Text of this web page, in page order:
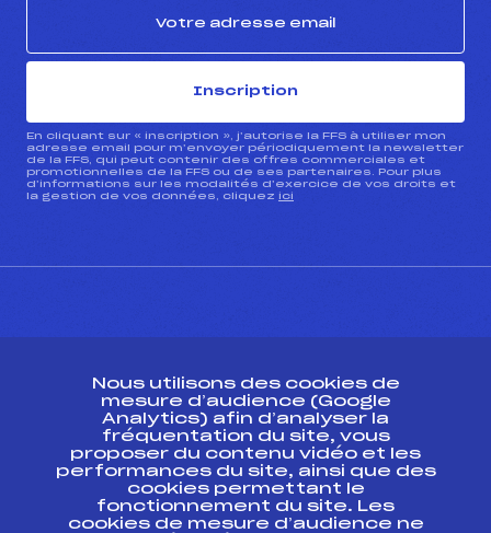
Inscription
En cliquant sur « inscription », j’autorise la FFS à utiliser mon
adresse email pour m’envoyer périodiquement la newsletter
de la FFS, qui peut contenir des offres commerciales et
promotionnelles de la FFS ou de ses partenaires. Pour plus
d’informations sur les modalités d’exercice de vos droits et
la gestion de vos données, cliquez ici
Ressources
Pass’Neige
Projet sportif fédéral
Projet de performance fédéral
Nous utilisons des cookies de
mesure d’audience (Google
Analytics) afin d’analyser la
fréquentation du site, vous
proposer du contenu vidéo et les
performances du site, ainsi que des
cookies permettant le
fonctionnement du site. Les
cookies de mesure d’audience ne